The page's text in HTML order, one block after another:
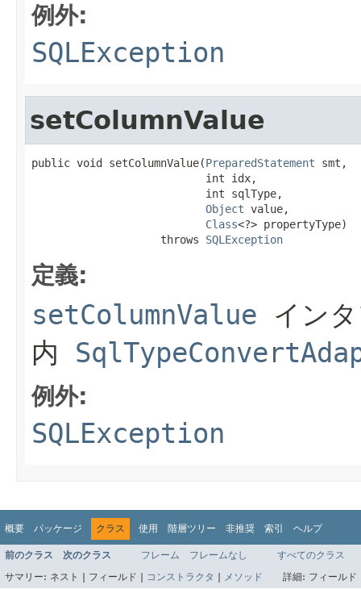
例外:
SQLException
setColumnValue
public void setColumnValue(PreparedStatement smt,
                           int idx,
                           int sqlType,
Object value,
Class<?> propertyType)
                    throws
SQLException
定義:
setColumnValue イン
内
例外:
SQLException
概要 パッケージ クラス 使用 階層ツリー 非推奨 索引 ヘルプ
前のクラス 次のクラス フレーム フレームなし
すべてのクラス
サマリー: ネスト | フィールド | コンストラクタ メソッド 詳細: フィール